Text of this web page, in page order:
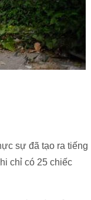
sự đã tạo ra tiếng
chỉ có 25 chiếc